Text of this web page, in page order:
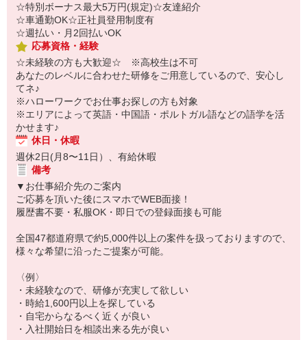
☆特別ボーナス最大5万円(規定)☆友達紹介
☆車通勤OK☆正社員登用制度有
☆週払い・月2回払いOK
応募資格・経験
☆未経験の方も大歓迎☆ ※高校生は不可
あなたのレベルに合わせた研修をご用意しているので、安心し
てネ♪
※ハローワークでお仕事お探しの方も対象
※エリアによって英語・中国語・ポルトガル語などの語学を活
かせます♪
休日・休暇
週休2日(月8〜11日）、有給休暇
備考
▼お仕事紹介先のご案内
ご応募を頂いた後にスマホでWEB面接！
履歴書不要・私服OK・即日での登録面接も可能
全国47都道府県で約5,000件以上の案件を扱っておりますので、
様々な希望に沿ったご提案が可能。
〈例〉
・未経験なので、研修が充実して欲しい
・時給1,600円以上を探している
・自宅からなるべく近くが良い
・入社開始日を相談出来る先が良い